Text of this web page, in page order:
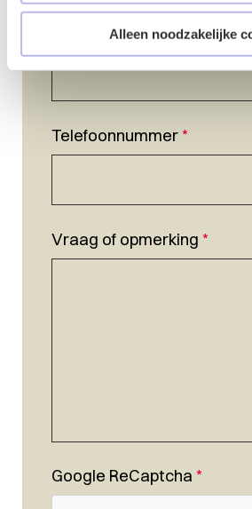
Alleen noodzakelijke
E-mailadres*
Telefoonnummer*
Vraag of opmerking *
Google ReCaptcha *